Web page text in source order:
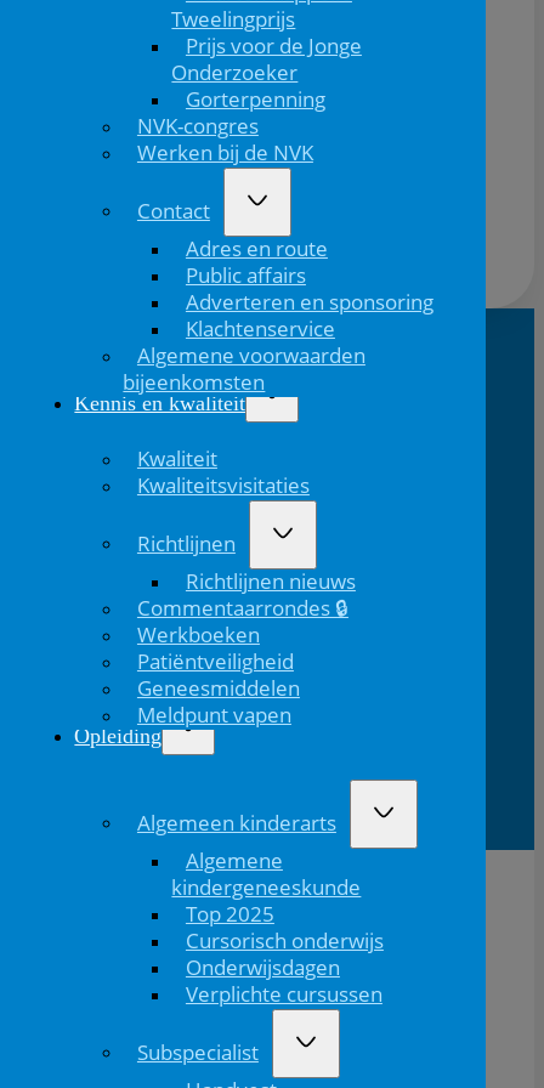
Tweelingprijs
Prijs voor de Jonge
Onderzoeker
Gorterpenning
NVK-congres
Werken bij de NVK
Contact
Adres en route
Public affairs
Adverteren en sponsoring
Klachtenservice
Algemene voorwaarden
bijeenkomsten
Kennis en kwaliteit
Kwaliteit
Kwaliteitsvisitaties
Richtlijnen
Richtlijnen nieuws
Commentaarrondes 🔒
Werkboeken
Patiëntveiligheid
Geneesmiddelen
Meldpunt vapen
Opleiding
Algemeen kinderarts
Algemene
kindergeneeskunde
Top 2025
Cursorisch onderwijs
Onderwijsdagen
Verplichte cursussen
Subspecialist
Bereikbaar: 8.30 - 17.00 uur
Bezoekadres
Mercatorlaan
1200
3528 BL
Utrecht
Volg ons via Linkedin
Volg ons via Instagram
Patiëntinformatie